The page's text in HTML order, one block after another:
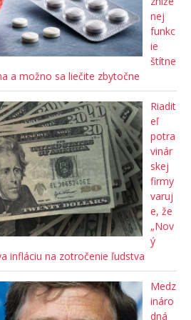
nej
funkc
ie
štítne
a možno sa liečite zbytočne
Riadit
eľ
potra
vinár
skej
firmy
varuj
e, že
„Nov
ý
infláciu na zotročenie ľudstva
Medz
ináro
dná